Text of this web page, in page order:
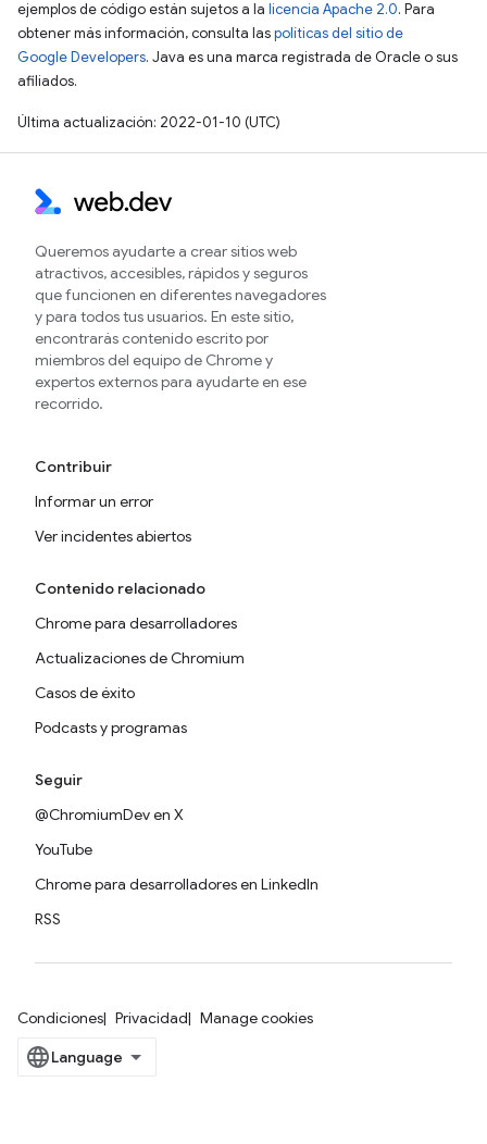
ejemplos de código están sujetos a la licencia Apache 2.0. Para
obtener más información, consulta laspolíticas del sitio de
Google Developers. Java es una marca registrada de Oracle o sus
afiliados.
Última actualización: 2022-01-10 (UTC)
Queremos ayudarte a crear sitios web
atractivos, accesibles, rápidos y seguros
que funcionen en diferentes navegadores
y para todos tus usuarios. En este sitio,
encontrarás contenido escrito por
miembros del equipo de Chrome y
expertos externos para ayudarte en ese
recorrido.
Contribuir
Informar un error
Ver incidentes abiertos
Contenido relacionado
Chrome para desarrolladores
Actualizaciones de Chromium
Casos de éxito
Podcasts y programas
Seguir
@ChromiumDev en X
YouTube
Chrome para desarrolladores en LinkedIn
RSS
Condiciones Privacidad Manage cookies